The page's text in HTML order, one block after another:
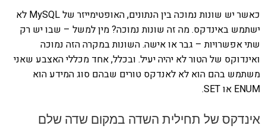
כאשר יש שונות נמוכה בין הנתונים, האופטימייזר של MySQL לא
ישתמש באינדקס. מה זה שונות נמוכה? מין למשל – שבו יש רק
שתי אפשרויות – גבר או אישה. השונות במקרה הזה נמוכה
ואינדוקס של הטור לא יהיה יעיל. ובכלל, אחד מכללי האצבע שאני
משתמש בהם הוא לא לאנדקס טורים שבהם סוג המידע הוא
ENUM או SET.
אינדקס של תחילית השדה במקום שדה שלם